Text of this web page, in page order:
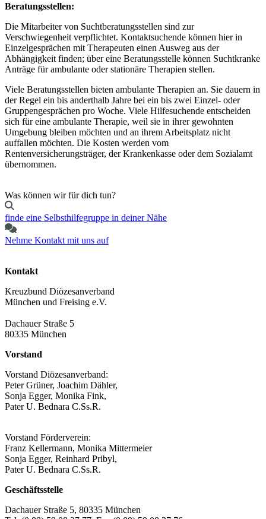
Beratungsstellen:
Die Mitarbeiter von Suchtberatungsstellen sind zur
Verschwiegenheit verpflichtet. Kontaktsuchende können hier in
Einzelgesprächen mit Therapeuten einen Ausweg aus der
Abhängigkeit finden; über eine Beratungsstelle können Suchtkranke
Anträge für ambulante oder stationäre Therapien stellen.
Viele Beratungsstellen bieten ambulante Therapien an. Sie dauern in
der Regel ein bis anderthalb Jahre bei ein bis zwei Einzel- oder
Gruppengesprächen pro Woche. Viele Hilfesuchende entscheiden
sich für eine ambulante Therapie, weil sie in ihrer gewohnten
Umgebung bleiben möchten und an ihrem Arbeitsplatz nicht
auffallen möchten. Die Kosten werden vom
Rentenversicherungsträger, der Krankenkasse oder dem Sozialamt
übernommen.
Was können wir für dich tun?
finde eine Selbsthilfegruppe in deiner Nähe
Nehme Kontakt mit uns auf
Kontakt
Kreuzbund Diözesanverband
München und Freising e.V.
Dachauer Straße 5
80335 München
Vorstand
Vorstand Diözesanverband:
Peter Grüner, Joachim Dähler,
Sonja Egger, Monika Fink,
Pater U. Bednara C.Ss.R.
Vorstand Förderverein:
Franz Kellermann, Monika Mittermeier
Sonja Egger, Reinhard Pribyl,
Pater U. Bednara C.Ss.R.
Geschäftsstelle
Dachauer Straße 5, 80335 München